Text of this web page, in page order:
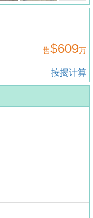
售$609万
按揭计算